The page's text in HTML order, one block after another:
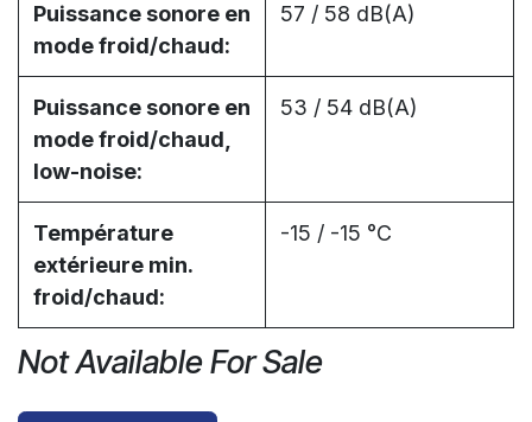
Puissance sonore en
mode froid/chaud:
57 / 58 dB(A)
Puissance sonore en
mode froid/chaud,
low-noise:
53 / 54 dB(A)
Température
extérieure min.
froid/chaud:
-15 / -15 °C
Not Available For Sale